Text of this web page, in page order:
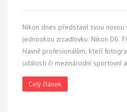
Nikon dnes představil svou novou
jednookou zrcadlovku: Nikon D6.
hlavně profesionálům, kteří
události či mezinárodní sportovní
Celý článek